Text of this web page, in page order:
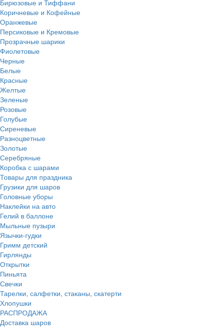
Бирюзовые и Тиффани
Коричневые и Кофейные
Оранжевые
Персиковые и Кремовые
Прозрачные шарики
Фиолетовые
Черные
Белые
Красные
Желтые
Зеленые
Розовые
Голубые
Сиреневые
Разноцветные
Золотые
Серебряные
Коробка с шарами
Товары для праздника
Грузики для шаров
Головные уборы
Наклейки на авто
Гелий в баллоне
Мыльные пузыри
Язычки-гудки
Гримм детский
Гирлянды
Открытки
Пиньята
Свечки
Тарелки, салфетки, стаканы, скатерти
Хлопушки
РАСПРОДАЖА
Доставка шаров